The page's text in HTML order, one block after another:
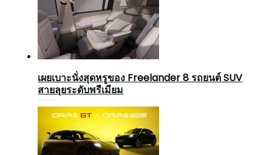
เผยเบาะนั่งสุดหรูของ Freelander 8 รถยนต์ SUV
สายลุยระดับพรีเมียม